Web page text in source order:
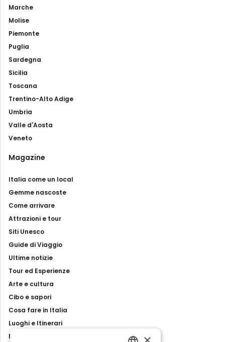
Marche
Molise
Piemonte
Puglia
Sardegna
Sicilia
Toscana
Trentino-Alto Adige
Umbria
Valle d'Aosta
Veneto
Magazine
Italia come un local
Gemme nascoste
Come arrivare
Attrazioni e tour
Siti Unesco
Guide di Viaggio
Ultime notizie
Tour ed Esperienze
Arte e cultura
Cibo e sapori
Cosa fare in Italia
Luoghi e Itinerari
Mostre, eventi e spettacoli